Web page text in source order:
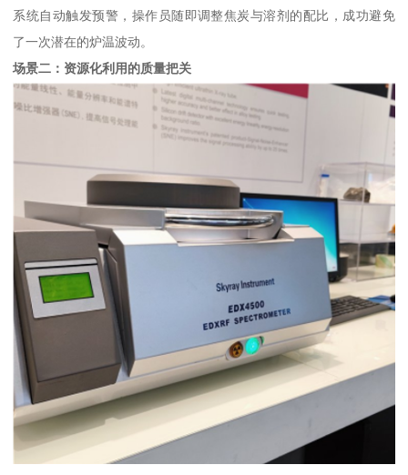
系统自动触发预警，操作员随即调整焦炭与溶剂的配比，成功避免
了一次潜在的炉温波动。
场景二：资源化利用的质量把关